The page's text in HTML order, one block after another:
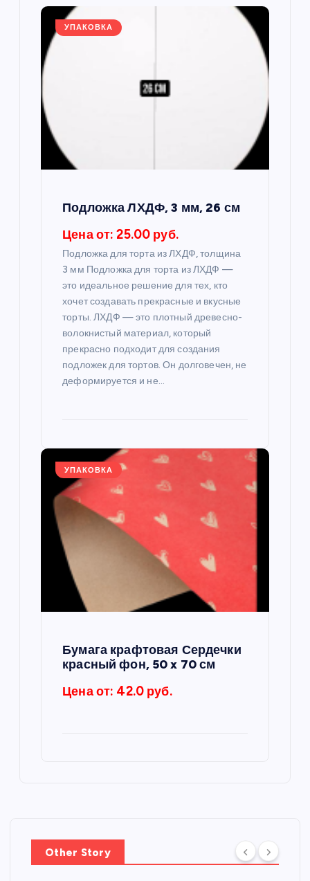
УПАКОВКА
Подложка ЛХДФ, 3 мм, 26 см
Цена от: 25.00 руб.
Подложка для торта из ЛХДФ, толщина
3 мм Подложка для торта из ЛХДФ —
это идеальное решение для тех, кто
хочет создавать прекрасные и вкусные
торты. ЛХДФ — это плотный древесно-
волокнистый материал, который
прекрасно подходит для создания
подложек для тортов. Он долговечен, не
деформируется и не…
УПАКОВКА
Бумага крафтовая Сердечки
красный фон, 50 x 70 см
Цена от: 42.0 руб.
Other Story